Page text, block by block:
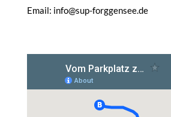
Email: info@sup-forggensee.de